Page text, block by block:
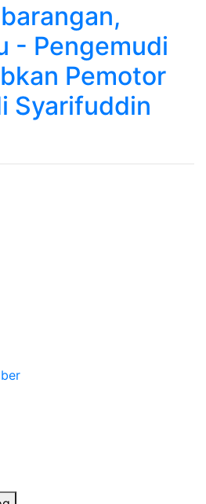
- Pengemudi
Pemotor
Syarifuddin